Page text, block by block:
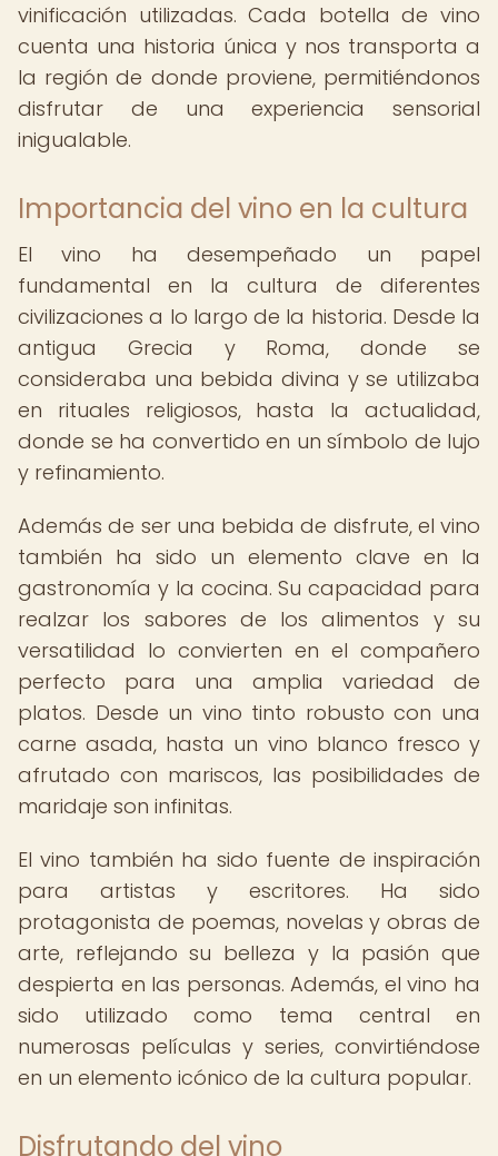
vinificación utilizadas. Cada botella de vino
cuenta una historia única y nos transporta a
la región de donde proviene, permitiéndonos
disfrutar de una experiencia sensorial
inigualable.
Importancia del vino en la cultura
El vino ha desempeñado un papel
fundamental en la cultura de diferentes
civilizaciones a lo largo de la historia. Desde la
antigua Grecia y Roma, donde se
consideraba una bebida divina y se utilizaba
en rituales religiosos, hasta la actualidad,
donde se ha convertido en un símbolo de lujo
y refinamiento.
Además de ser una bebida de disfrute, el vino
también ha sido un elemento clave en la
gastronomía y la cocina. Su capacidad para
realzar los sabores de los alimentos y su
versatilidad lo convierten en el compañero
perfecto para una amplia variedad de
platos. Desde un vino tinto robusto con una
carne asada, hasta un vino blanco fresco y
afrutado con mariscos, las posibilidades de
maridaje son infinitas.
El vino también ha sido fuente de inspiración
para artistas y escritores. Ha sido
protagonista de poemas, novelas y obras de
arte, reflejando su belleza y la pasión que
despierta en las personas. Además, el vino ha
sido utilizado como tema central en
numerosas películas y series, convirtiéndose
en un elemento icónico de la cultura popular.
Disfrutando del vino